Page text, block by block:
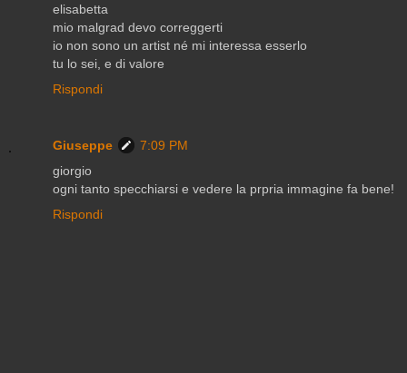
elisabetta
mio malgrad devo correggerti
io non sono un artist né mi interessa esserlo
tu lo sei, e di valore
Rispondi
Giuseppe
7:09 PM
giorgio
ogni tanto specchiarsi e vedere la prpria immagine fa bene!
Rispondi